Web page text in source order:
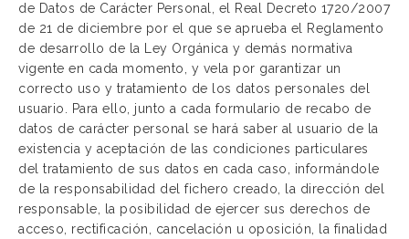
de Datos de Carácter Personal, el Real Decreto 1720/2007
de 21 de diciembre por el que se aprueba el Reglamento
de desarrollo de la Ley Orgánica y demás normativa
vigente en cada momento, y vela por garantizar un
correcto uso y tratamiento de los datos personales del
usuario. Para ello, junto a cada formulario de recabo de
datos de carácter personal se hará saber al usuario de la
existencia y aceptación de las condiciones particulares
del tratamiento de sus datos en cada caso, informándole
de la responsabilidad del fichero creado, la dirección del
responsable, la posibilidad de ejercer sus derechos de
acceso, rectificación, cancelación u oposición, la finalidad